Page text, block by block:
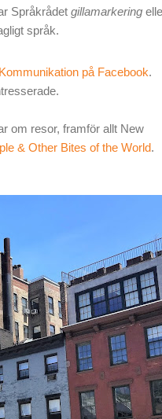
Språkrådet gillamarkering
språk.
på Facebook.
om resor, framför allt New
& Other Bites of the World.